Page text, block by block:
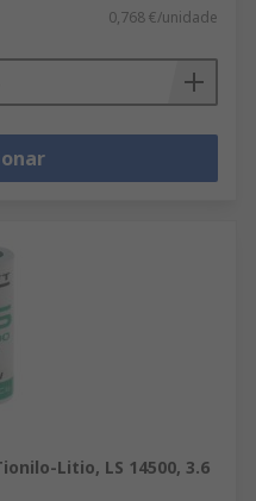
0,768 €/unidade
Litio, LS 14500, 3.6